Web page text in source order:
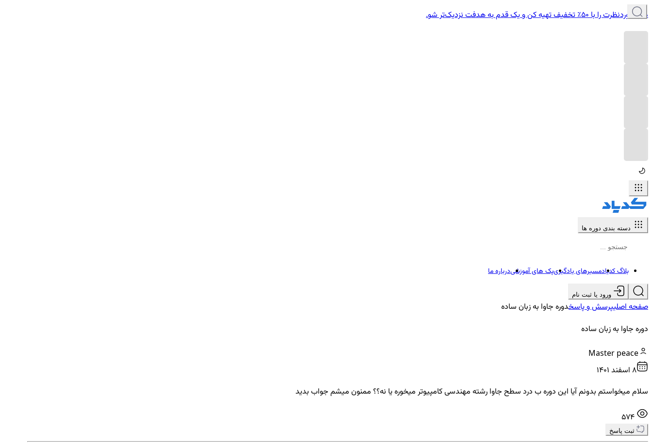
دوره موردنظرت را با ۵۰٪ تخفیف تهیه کن و یک قدم به هدفت نزدیک‌تر شو.
دسته بندی دوره ها
بلاگ کدیادمسیرهای یادگیریپک های آموزشیدرباره ما
ورود یا ثبت نام
صفحه اصلیپرسش و پاسخدوره جاوا به زبان ساده
دوره جاوا به زبان ساده
Master peace
8 اسفند ۱۴۰۱
سلام میخواستم بدونم آیا این دوره ب درد سطح جاوا رشته مهندسی کامپیوتر میخوره یا نه؟؟ ممنون میشم جواب بدید
ثبت پاسخ